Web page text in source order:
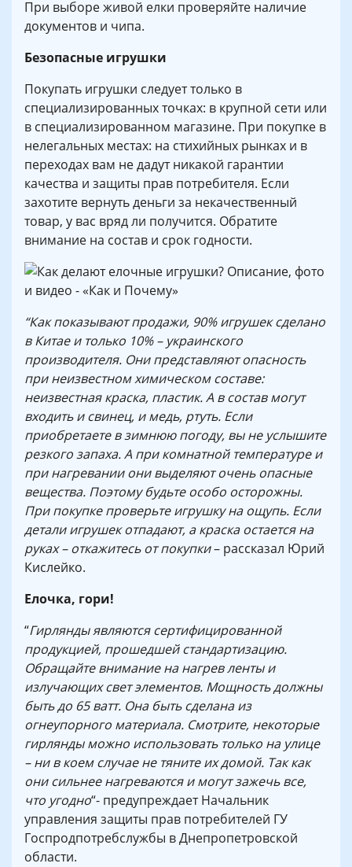
При выборе живой елки проверяйте наличие
документов и чипа.
Безопасные игрушки
Покупать игрушки следует только в
специализированных точках: в крупной сети или
в специализированном магазине. При покупке в
нелегальных местах: на стихийных рынках и в
переходах вам не дадут никакой гарантии
качества и защиты прав потребителя. Если
захотите вернуть деньги за некачественный
товар, у вас вряд ли получится. Обратите
внимание на состав и срок годности.
“Как показывают продажи, 90% игрушек сделано
в Китае и только 10% – украинского
производителя. Они представляют опасность
при неизвестном химическом составе:
неизвестная краска, пластик. А в состав могут
входить и свинец, и медь, ртуть. Если
приобретаете в зимнюю погоду, вы не услышите
резкого запаха. А при комнатной температуре и
при нагревании они выделяют очень опасные
вещества. Поэтому будьте особо осторожны.
При покупке проверьте игрушку на ощупь. Если
детали игрушек отпадают, а краска остается на
руках – откажитесь от покупки– рассказал Юрий
Кислейко.
Елочка, гори!
“Гирлянды являются сертифицированной
продукцией, прошедшей стандартизацию.
Обращайте внимание на нагрев ленты и
излучающих свет элементов. Мощность должны
быть до 65 ватт. Она быть сделана из
огнеупорного материала. Смотрите, некоторые
гирлянды можно использовать только на улице
– ни в коем случае не тяните их домой. Так как
они сильнее нагреваются и могут зажечь все,
что угодно“- предупреждает Начальник
управления защиты прав потребителей ГУ
Госпродпотребслужбы в Днепропетровской
области.